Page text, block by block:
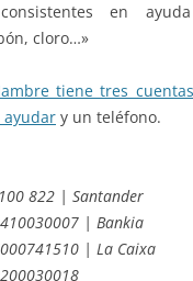
en
cloro…»
tiene tres
y un teléfono.
100 822 | Santander
| Bankia
| La Caixa